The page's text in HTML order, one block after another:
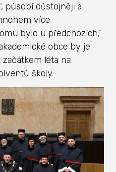
působí důstojněji a
více
bylo u předchozích,“
obce by je
léta na
školy.